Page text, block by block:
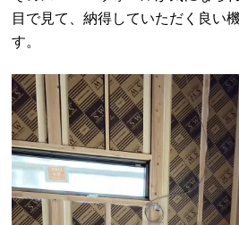
目で見て、納得していただく良い
す。